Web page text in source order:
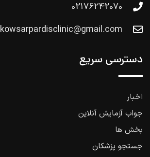
02176242070
kowsarpardisclinic@gmail.com
دسترسی سریع
اخبار
جواب آزمایش آنلاین
بخش ها
جستجو پزشکان